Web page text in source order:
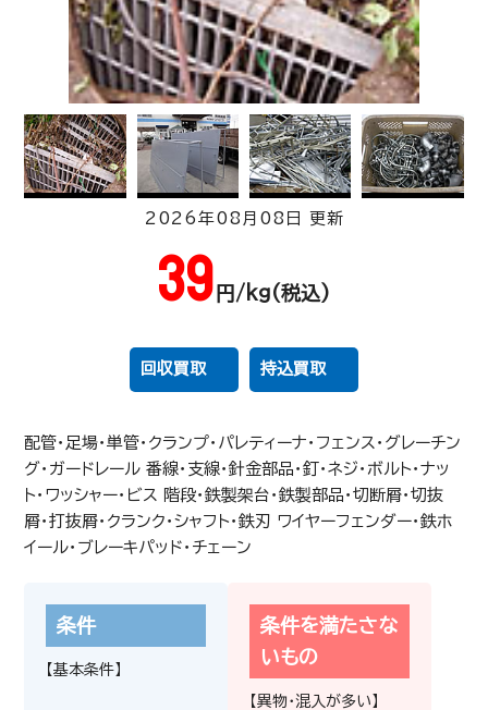
光特号銅線
2026年08月08日 更新
39 円/kg(税込)
回収買取 持込買取
配管・足場・単管・クランプ・パレティーナ・フェンス・グレーチン
グ・ガードレール 番線・支線・針金部品・釘・ネジ・ボルト・ナッ
ト・ワッシャー・ビス 階段・鉄製架台・鉄製部品・切断屑・切抜
屑・打抜屑・クランク・シャフト・鉄刃 ワイヤーフェンダー・鉄ホ
イール・ブレーキパッド・チェーン
条件
【基本条件】
条件を満たさな
いもの
【異物・混入が多い】